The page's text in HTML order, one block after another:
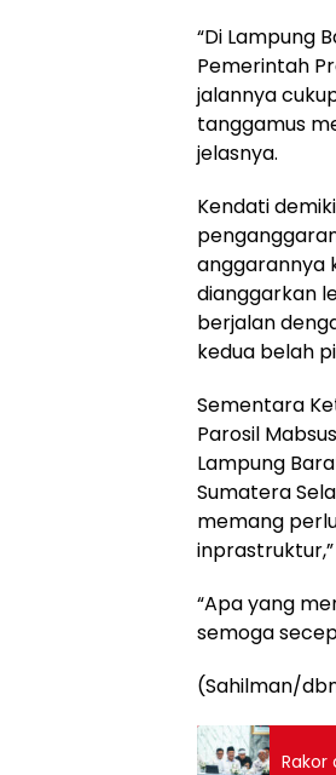
“Di Lampung
Pemerintah
jalannya
tanggamus
jelasnya.
Kendati
anggarannya
dianggarkan
berjalan
kedua belah
Sementara
Parosil
Lampung
Sumatera
memang
“Apa yang
semoga
(Sahilman/
Rakor